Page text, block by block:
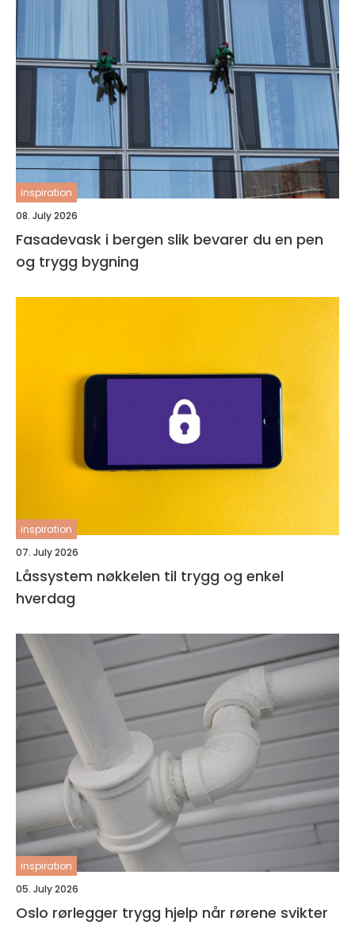
inspiration
08. July 2026
Fasadevask i bergen slik bevarer du en pen
og trygg bygning
inspiration
07. July 2026
Låssystem nøkkelen til trygg og enkel
hverdag
inspiration
05. July 2026
Oslo rørlegger trygg hjelp når rørene svikter